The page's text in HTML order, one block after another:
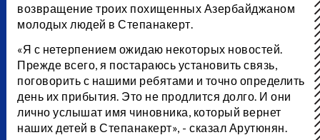
возвращение троих похищенных Азербайджаном
молодых людей в Степанакерт.
«Я с нетерпением ожидаю некоторых новостей.
Прежде всего, я постараюсь установить связь,
поговорить с нашими ребятами и точно определить
день их прибытия. Это не продлится долго. И они
лично услышат имя чиновника, который вернет
наших детей в Степанакерт», - сказал Арутюнян.